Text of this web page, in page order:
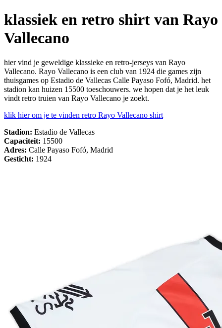
klassiek en retro shirt van Rayo
Vallecano
hier vind je geweldige klassieke en retro-jerseys van Rayo
Vallecano. Rayo Vallecano is een club van 1924 die games zijn
thuisgames op Estadio de Vallecas Calle Payaso Fofó, Madrid. het
stadion kan huizen 15500 toeschouwers. we hopen dat je het leuk
vindt retro truien van Rayo Vallecano je zoekt.
klik hier om je te vinden retro Rayo Vallecano shirt
Stadion: Estadio de Vallecas
Capaciteit: 15500
Adres: Calle Payaso Fofó, Madrid
Gesticht: 1924